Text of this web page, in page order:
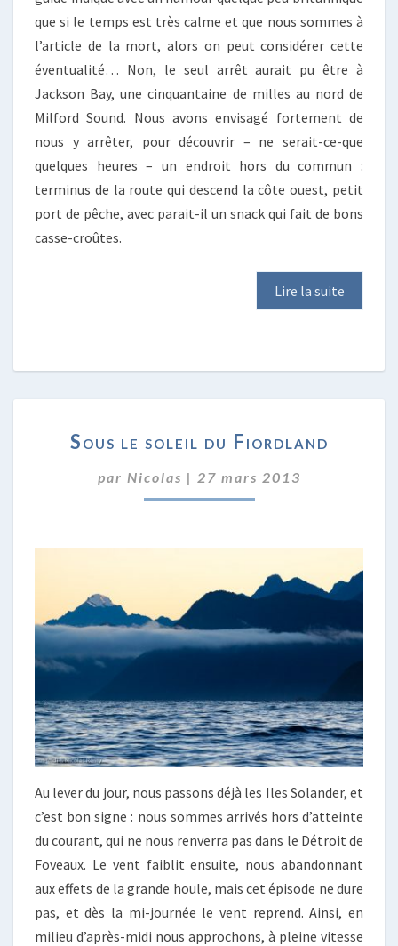
que si le temps est très calme et que nous sommes à
l’article de la mort, alors on peut considérer cette
éventualité… Non, le seul arrêt aurait pu être à
Jackson Bay, une cinquantaine de milles au nord de
Milford Sound. Nous avons envisagé fortement de
nous y arrêter, pour découvrir – ne serait-ce-que
quelques heures – un endroit hors du commun :
terminus de la route qui descend la côte ouest, petit
port de pêche, avec parait-il un snack qui fait de bons
casse-croûtes.
Lire la suite
LE
DU
FIORDLAND
Sous le soleil du Fiordland
par Nicolas | 27 mars 2013
Au lever du jour, nous passons déjà les Iles Solander, et
c’est bon signe : nous sommes arrivés hors d’atteinte
du courant, qui ne nous renverra pas dans le Détroit de
Foveaux. Le vent faiblit ensuite, nous abandonnant
aux effets de la grande houle, mais cet épisode ne dure
pas, et dès la mi-journée le vent reprend. Ainsi, en
milieu d’après-midi nous approchons, à pleine vitesse